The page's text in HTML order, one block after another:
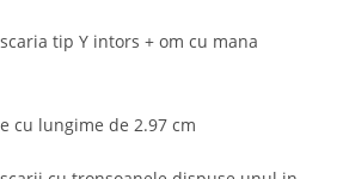
tip Y intors + om cu mana
cu lungime de 2.97 cm